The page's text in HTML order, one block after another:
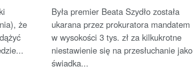
że
„Sprawiedliwe Sądy”
Była premier Beata Szydło została
ukarana przez prokuratora mandatem
w wysokości 3 tys. zł za kilkukrotne
niestawienie się na przesłuchanie jako
świadka...